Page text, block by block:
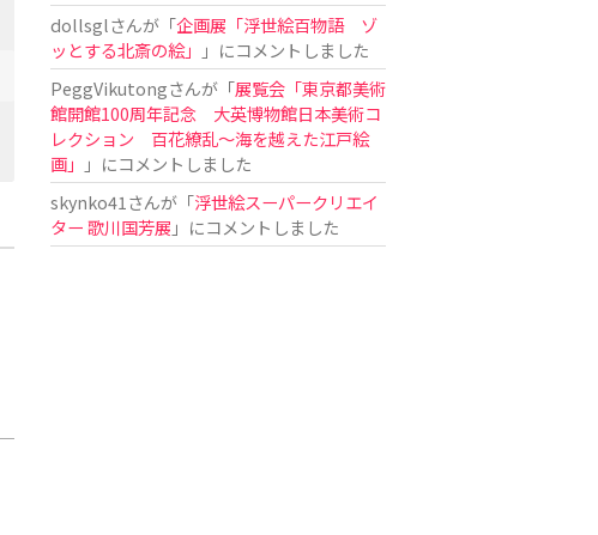
dollsglさんが「企画展「浮世絵百物語 ゾ
ッとする北斎の絵」
」にコメントしました
PeggVikutongさんが「展覧会「東京都美術
館開館100周年記念 大英博物館日本美術コ
レクション 百花繚乱〜海を越えた江戸絵
画」
」にコメントしました
skynko41 さんが「浮世絵スーパークリエイ
ター 歌川国芳展 」にコメントしました